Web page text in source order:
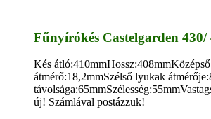
Fűnyírókés Castelgarden
Kés
átmérő:18,2mmSzélső lyukak
új! Számlával postázzuk!